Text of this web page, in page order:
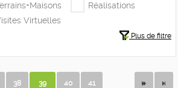
Réalisations
Virtuelles
Plus de filtre
38 39 40 41